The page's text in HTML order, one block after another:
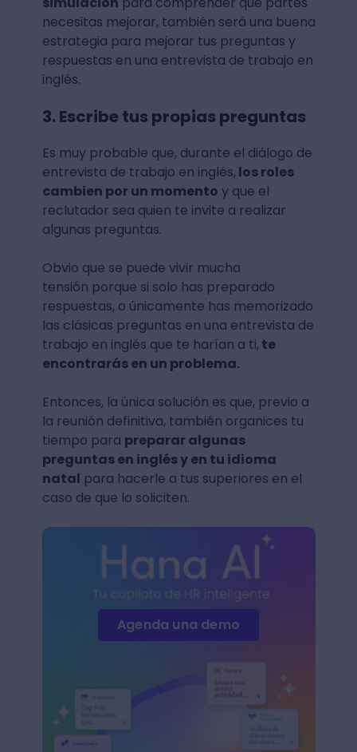
necesitas mejorar, también será una buena
estrategia para mejorar tus preguntas y
respuestas en una entrevista de trabajo en
inglés.
3. Escribe tus propias preguntas
Es muy probable que, durante el diálogo de
entrevista de trabajo en inglés, los roles
cambien por un momento y que el
reclutador sea quien te invite a realizar
algunas preguntas.
Obvio que se puede vivir mucha
tensión porque si solo has preparado
respuestas, o únicamente has memorizado
las clásicas preguntas en una entrevista de
trabajo en inglés que te harían a ti, te
encontrarás en un problema.
Entonces, la única solución es que, previo a
la reunión definitiva, también organices tu
tiempo para preparar algunas
preguntas en inglés y en tu idioma
natal para hacerle a tus superiores en el
caso de que lo soliciten.
Agenda una demo